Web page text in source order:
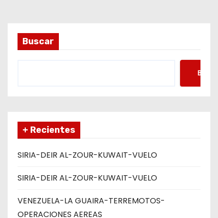
sBuscar
+ Recientes
SIRIA-DEIR AL-ZOUR-KUWAIT-VUELO
SIRIA-DEIR AL-ZOUR-KUWAIT-VUELO
VENEZUELA-LA GUAIRA-TERREMOTOS-
OPERACIONES AEREAS